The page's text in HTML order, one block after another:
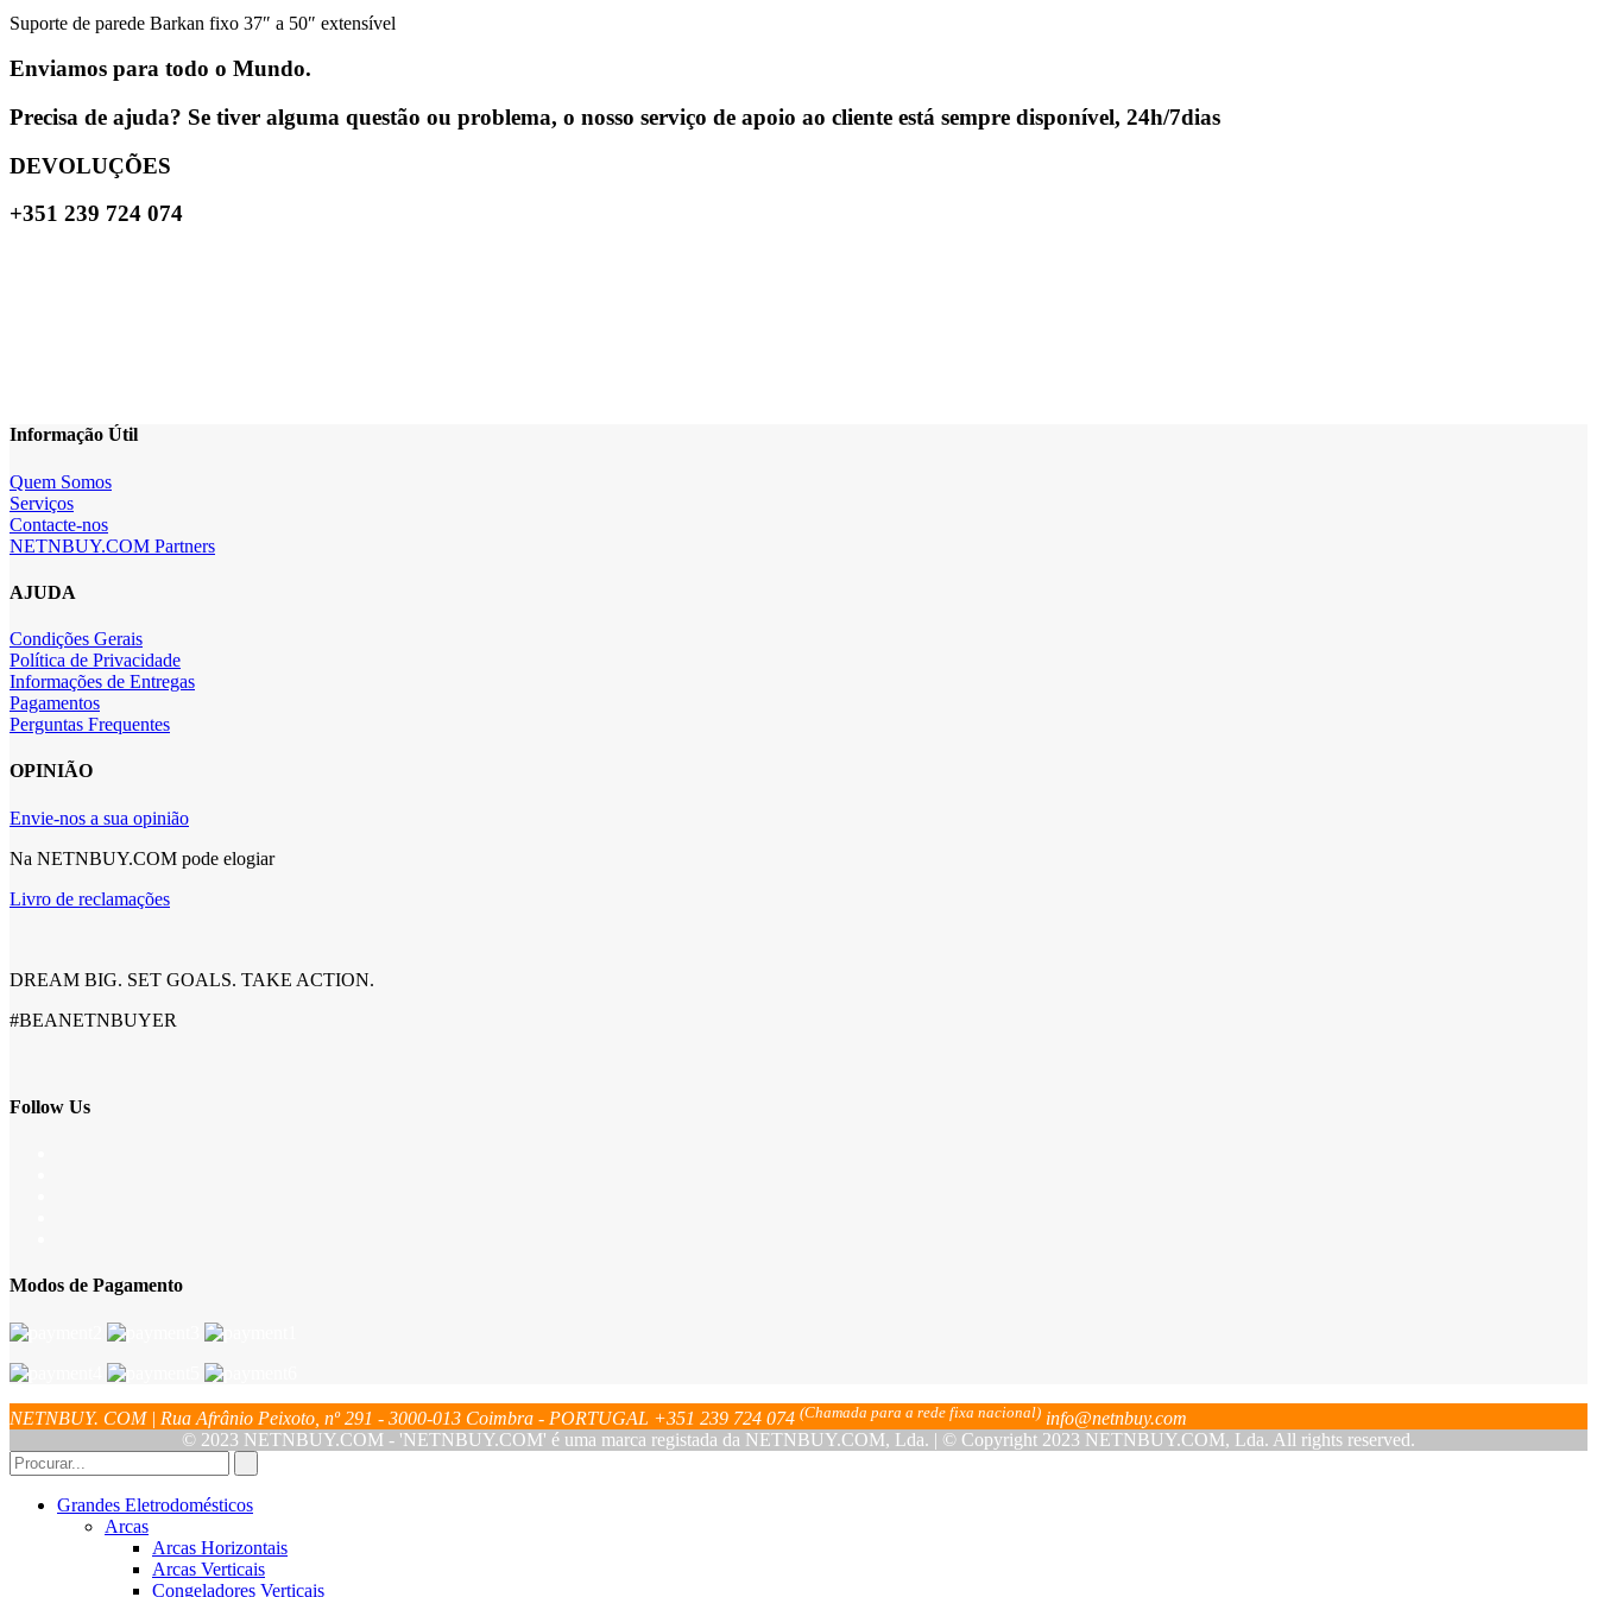
Suporte de parede Barkan fixo 37″ a 50″ extensível
Enviamos para todo o Mundo.
Precisa de ajuda? Se tiver alguma questão ou problema, o nosso serviço de apoio ao cliente está sempre disponível, 24h/7dias
DEVOLUÇÕES
+351 239 724 074
Informação Útil
Quem Somos
Serviços
Contacte-nos
NETNBUY.COM Partners
AJUDA
Condições Gerais
Política de Privacidade
Informações de Entregas
Pagamentos
Perguntas Frequentes
OPINIÃO
Envie-nos a sua opinião
Na NETNBUY.COM pode elogiar
Livro de reclamações
DREAM BIG. SET GOALS. TAKE ACTION.
#BEANETNBUYER
Follow Us
Modos de Pagamento
NETNBUY. COM | Rua Afrânio Peixoto, nº 291 - 3000-013 Coimbra - PORTUGAL +351 239 724 074 (Chamada para a rede fixa nacional) info@netnbuy.com
© 2023 NETNBUY.COM - 'NETNBUY.COM' é uma marca registada da NETNBUY.COM, Lda. | © Copyright 2023 NETNBUY.COM, Lda. All rights reserved.
Grandes Eletrodomésticos
Arcas
Arcas Horizontais
Arcas Verticais
Congeladores Verticais